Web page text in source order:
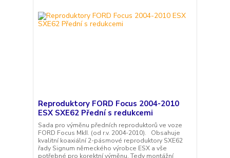
Reproduktory FORD Focus 2004-2010
ESX SXE62 Přední s redukcemi
Sada pro výměnu předních reproduktorů ve voze
FORD Focus MkII. (od r.v. 2004-2010). Obsahuje
kvalitní koaxiální 2-pásmové reproduktory SXE62
řady Signum německého výrobce ESX a vše
potřebné pro korektní výměnu. Tedy montážní